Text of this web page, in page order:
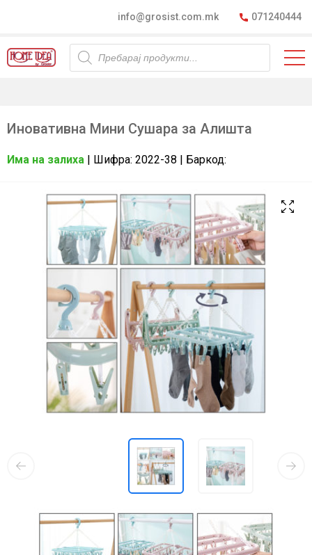
info@grosist.com.mk 071240444
Products
search
Иновативна Мини Сушара за Алишта
Има на залиха | Шифра: 2022-38 | Баркод: